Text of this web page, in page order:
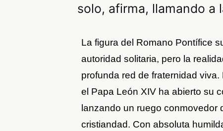
solo, afirma, llamando a
La figura del Romano Pontífice
autoridad solitaria, pero la
profunda red de fraternidad
el Papa León XIV ha abierto su
lanzando un ruego conmovedor
cristiandad. Con absoluta